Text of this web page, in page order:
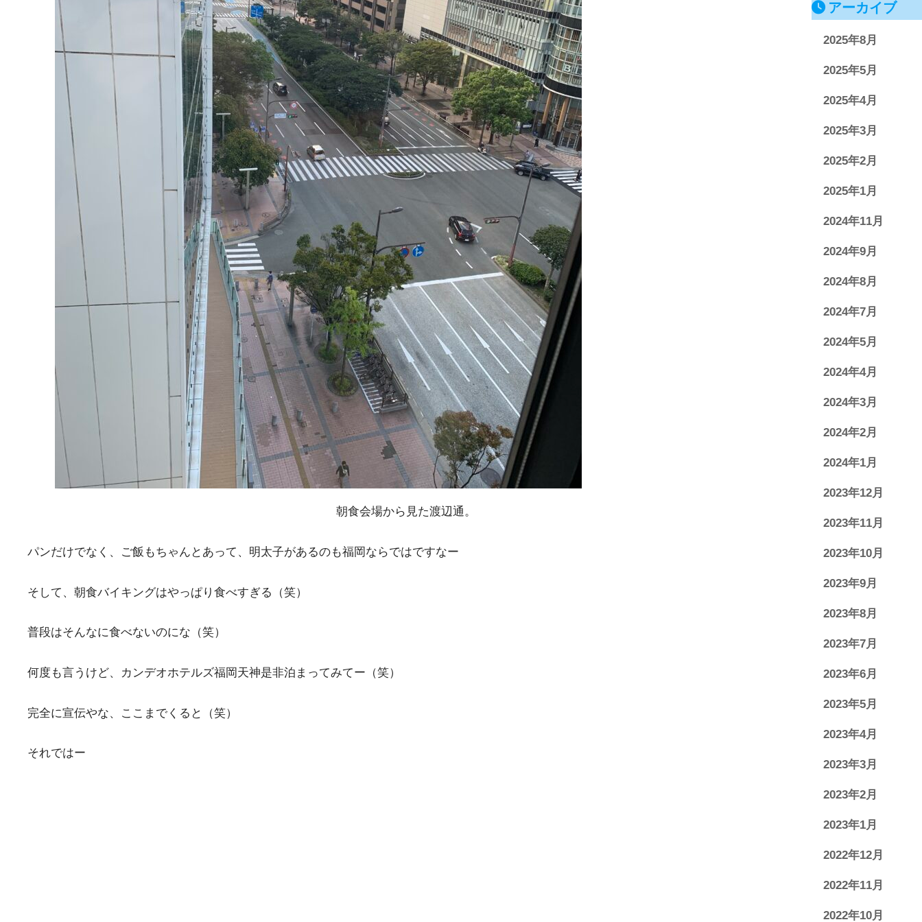
朝食会場から見た渡辺通。
パンだけでなく、ご飯もちゃんとあって、明太子があるのも福岡ならではですなー
そして、朝食バイキングはやっぱり食べすぎる（笑）
普段はそんなに食べないのにな（笑）
何度も言うけど、カンデオホテルズ福岡天神是非泊まってみてー（笑）
完全に宣伝やな、ここまでくると（笑）
それではー
アーカイブ
2025年8月
2025年5月
2025年4月
2025年3月
2025年2月
2025年1月
2024年11月
2024年9月
2024年8月
2024年7月
2024年5月
2024年4月
2024年3月
2024年2月
2024年1月
2023年12月
2023年11月
2023年10月
2023年9月
2023年8月
2023年7月
2023年6月
2023年5月
2023年4月
2023年3月
2023年2月
2023年1月
2022年12月
2022年11月
2022年10月